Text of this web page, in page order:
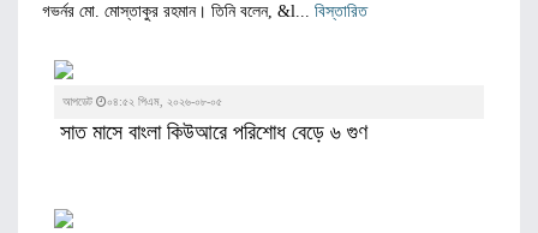
গভর্নর মো. মোস্তাকুর রহমান। তিনি বলেন, &l... বিস্তারিত
আপডেট ০৪:৫২ পিএম, ২০২৬-০৮-০৫
সাত মাসে বাংলা কিউআরে পরিশােধ বেড়ে ৬ গুণ